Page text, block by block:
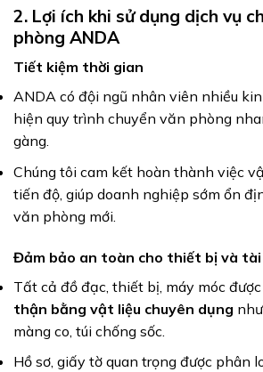
2. Lợi ích khi sử dụng dịch vụ
phòng ANDA
Tiết kiệm thời gian
ANDA có đội ngũ nhân viên nhiều
hiện quy trình chuyển văn phòng
gàng.
Chúng tôi cam kết hoàn thành việc
tiến độ, giúp doanh nghiệp sớm ổn
văn phòng mới.
Đảm bảo an toàn cho thiết bị và tài
Tất cả đồ đạc, thiết bị, máy móc được
thận bằng vật liệu chuyên dụng
màng co, túi chống sốc.
Hồ sơ, giấy tờ quan trọng được phân